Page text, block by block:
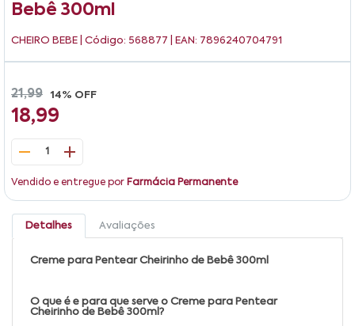
Bebê 300ml
CHEIRO BEBE | Código: 568877 | EAN: 7896240704791
21,99 14% OFF
18,99
1
Vendido e entregue por Farmácia Permanente
Detalhes Avaliações
Creme para Pentear Cheirinho de Bebê 300ml
O que é e para que serve o Creme para Pentear
Cheirinho de Bebê 300ml?